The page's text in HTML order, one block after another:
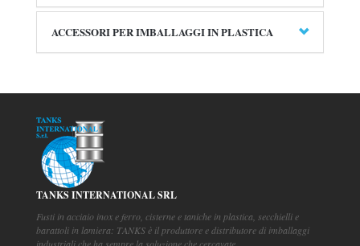
ACCESSORI PER IMBALLAGGI IN PLASTICA
TANKS INTERNATIONAL SRL
Fusti in acciaio inox e ferro, cisterne e taniche in plastica, secchielli e
barattoli in lamiera: TANKS è il produttore e distributore di imballaggi